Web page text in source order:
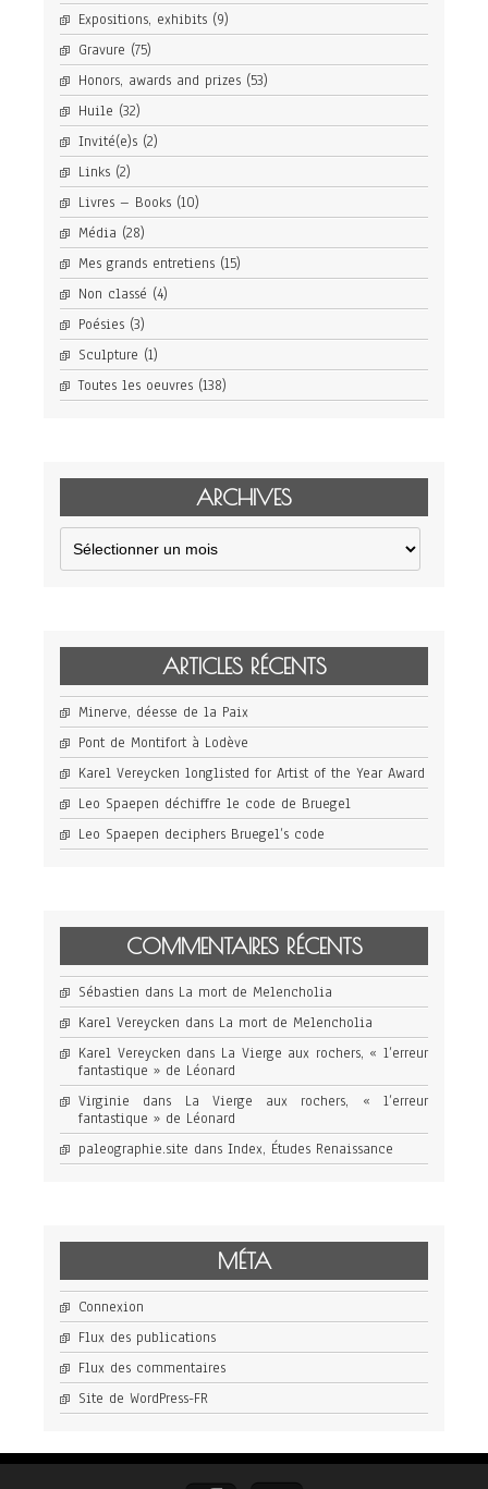
Expositions, exhibits (9)
Gravure (75)
Honors, awards and prizes (53)
Huile (32)
Invité(e)s (2)
Links (2)
Livres – Books (10)
Média (28)
Mes grands entretiens (15)
Non classé (4)
Poésies (3)
Sculpture (1)
Toutes les oeuvres (138)
ARCHIVES
Archives
ARTICLES RÉCENTS
Minerve, déesse de la Paix
Pont de Montifort à Lodève
Karel Vereycken longlisted for Artist of the Year Award
Leo Spaepen déchiffre le code de Bruegel
Leo Spaepen deciphers Bruegel’s code
COMMENTAIRES RÉCENTS
Sébastien dans La mort de Melencholia
Karel Vereycken dans La mort de Melencholia
Karel Vereycken dans La Vierge aux rochers, « l’erreur
fantastique » de Léonard
Virginie dans La Vierge aux rochers, « l’erreur
fantastique » de Léonard
paleographie.site dans Index, Études Renaissance
MÉTA
Connexion
Flux des publications
Flux des commentaires
Site de WordPress-FR